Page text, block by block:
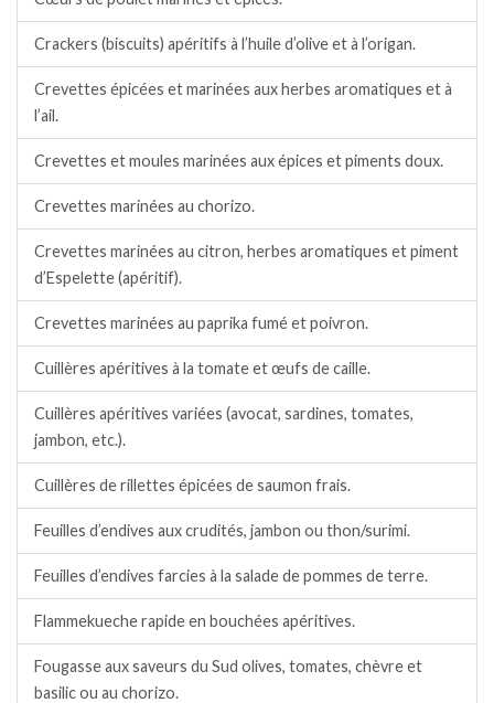
Crackers (biscuits) apéritifs à l’huile d’olive et à l’origan.
Crevettes épicées et marinées aux herbes aromatiques et à
l’ail.
Crevettes et moules marinées aux épices et piments doux.
Crevettes marinées au chorizo.
Crevettes marinées au citron, herbes aromatiques et piment
d’Espelette (apéritif).
Crevettes marinées au paprika fumé et poivron.
Cuillères apéritives à la tomate et œufs de caille.
Cuillères apéritives variées (avocat, sardines, tomates,
jambon, etc.).
Cuillères de rillettes épicées de saumon frais.
Feuilles d’endives aux crudités, jambon ou thon/surimi.
Feuilles d’endives farcies à la salade de pommes de terre.
Flammekueche rapide en bouchées apéritives.
Fougasse aux saveurs du Sud olives, tomates, chèvre et
basilic ou au chorizo.